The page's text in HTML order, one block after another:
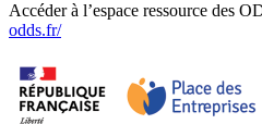
Accéder à l’espace ressource des
odds.fr/